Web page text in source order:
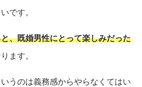
です。
、既婚男性にとって楽しみだった
ます。
うのは義務感からやらなくてはい